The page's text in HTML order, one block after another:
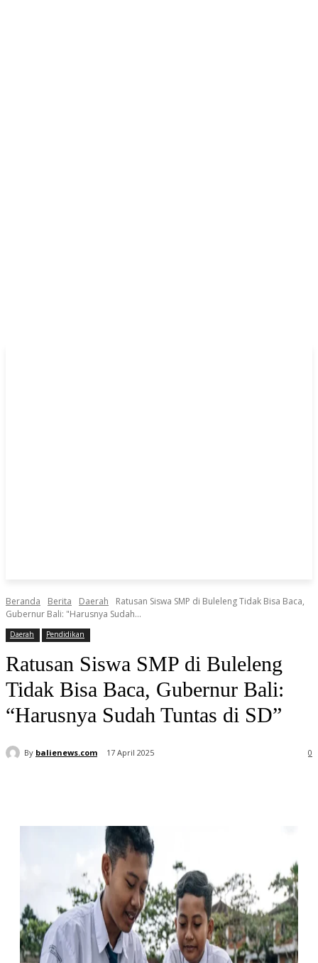
Beranda Berita Daerah
Ratusan Siswa SMP di Buleleng Tidak Bisa Baca,
Gubernur Bali: "Harusnya Sudah...
Daerah Pendidikan
Ratusan Siswa SMP di Buleleng
Tidak Bisa Baca, Gubernur Bali:
“Harusnya Sudah Tuntas di SD”
By balienews.com 17 April 2025 0